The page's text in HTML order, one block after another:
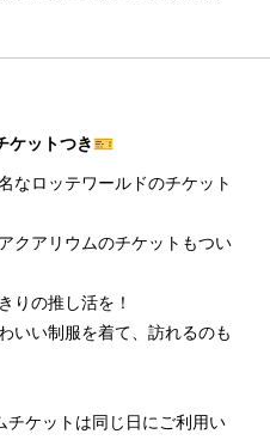
ケットつき🎫
なロッテワールドのチケット
クアリウムのチケットもつい
りの推し活を！
いい制服を着て、訪れるのも
ケットは同じ日にご利用い